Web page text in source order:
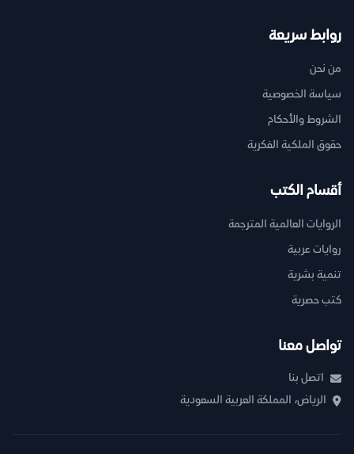
روابط سريعة
من نحن
سياسة الخصوصية
الشروط والأحكام
حقوق الملكية الفكرية
أقسام الكتب
الروايات العالمية المترجمة
روايات عربية
تنمية بشرية
كتب حصرية
تواصل معنا
اتصل بنا
الرياض، المملكة العربية السعودية